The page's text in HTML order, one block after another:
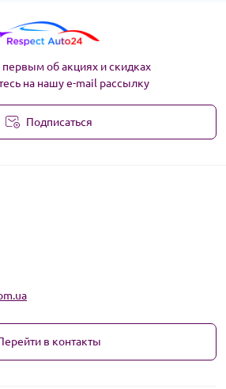
первым об акциях и скидках
на нашу e-mail рассылку
Подписаться
в контакты